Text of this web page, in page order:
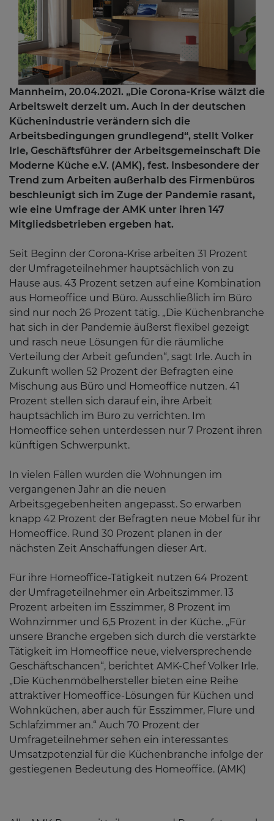
Mannheim, 20.04.2021. „Die Corona-Krise wälzt die
Arbeitswelt derzeit um. Auch in der deutschen
Küchenindustrie verändern sich die
Arbeitsbedingungen grundlegend“, stellt Volker
Irle, Geschäftsführer der Arbeitsgemeinschaft Die
Moderne Küche e.V. (AMK), fest. Insbesondere der
Trend zum Arbeiten außerhalb des Firmenbüros
beschleunigt sich im Zuge der Pandemie rasant,
wie eine Umfrage der AMK unter ihren 147
Mitgliedsbetrieben ergeben hat.
Seit Beginn der Corona-Krise arbeiten 31 Prozent
der Umfrageteilnehmer hauptsächlich von zu
Hause aus. 43 Prozent setzen auf eine Kombination
aus Homeoffice und Büro. Ausschließlich im Büro
sind nur noch 26 Prozent tätig. „Die Küchenbranche
hat sich in der Pandemie äußerst flexibel gezeigt
und rasch neue Lösungen für die räumliche
Verteilung der Arbeit gefunden“, sagt Irle. Auch in
Zukunft wollen 52 Prozent der Befragten eine
Mischung aus Büro und Homeoffice nutzen. 41
Prozent stellen sich darauf ein, ihre Arbeit
hauptsächlich im Büro zu verrichten. Im
Homeoffice sehen unterdessen nur 7 Prozent ihren
künftigen Schwerpunkt.
In vielen Fällen wurden die Wohnungen im
vergangenen Jahr an die neuen
Arbeitsgegebenheiten angepasst. So erwarben
knapp 42 Prozent der Befragten neue Möbel für ihr
Homeoffice. Rund 30 Prozent planen in der
nächsten Zeit Anschaffungen dieser Art.
Für ihre Homeoffice-Tätigkeit nutzen 64 Prozent
der Umfrageteilnehmer ein Arbeitszimmer. 13
Prozent arbeiten im Esszimmer, 8 Prozent im
Wohnzimmer und 6,5 Prozent in der Küche. „Für
unsere Branche ergeben sich durch die verstärkte
Tätigkeit im Homeoffice neue, vielversprechende
Geschäftschancen“, berichtet AMK-Chef Volker Irle.
„Die Küchenmöbelhersteller bieten eine Reihe
attraktiver Homeoffice-Lösungen für Küchen und
Wohnküchen, aber auch für Esszimmer, Flure und
Schlafzimmer an.“ Auch 70 Prozent der
Umfrageteilnehmer sehen ein interessantes
Umsatzpotenzial für die Küchenbranche infolge der
gestiegenen Bedeutung des Homeoffice. (AMK)